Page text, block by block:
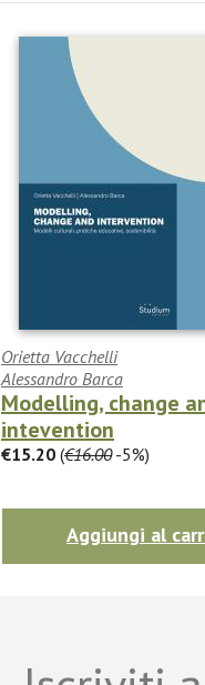
Orietta Vacchelli
Alessandro Barca
Modelling, change
intevention
€15.20 (€16.00-5%)
Aggiungi al